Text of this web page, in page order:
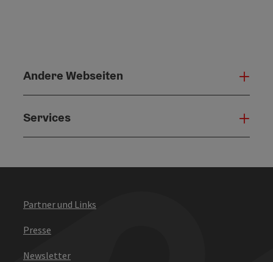
Andere Webseiten
Services
Partner und Links
Presse
Newsletter